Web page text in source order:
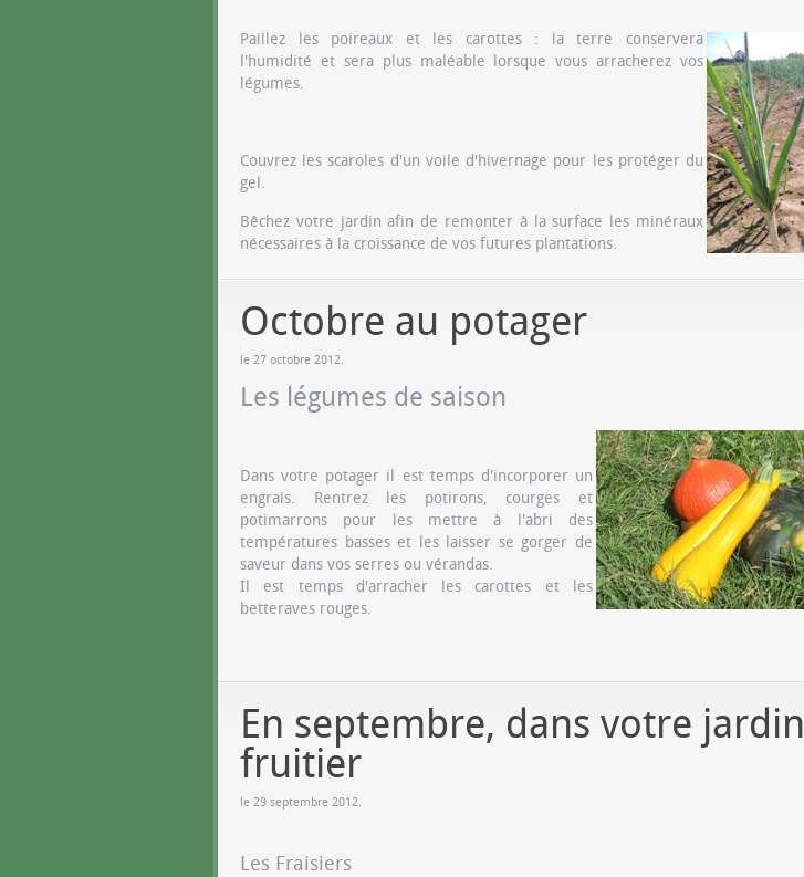
Paillez les poireaux et les carottes : la terre conservera
l'humidité et sera plus maléable lorsque vous arracherez vos
légumes.
Couvrez les scaroles d'un voile d'hivernage pour les protéger du
gel.
Bêchez votre jardin afin de remonter à la surface les minéraux
nécessaires à la croissance de vos futures plantations.
Octobre au potager
le 27 octobre 2012
Les légumes de saison
Dans votre potager il est temps d'incorporer un
engrais. Rentrez les potirons, courges et
potimarrons pour les mettre à l'abri des
températures basses et les laisser se gorger de
saveur dans vos serres ou vérandas.
Il est temps d'arracher les carottes et les
betteraves rouges.
En septembre, dans votre jardin
fruitier
le 29 septembre 2012
Les Fraisiers